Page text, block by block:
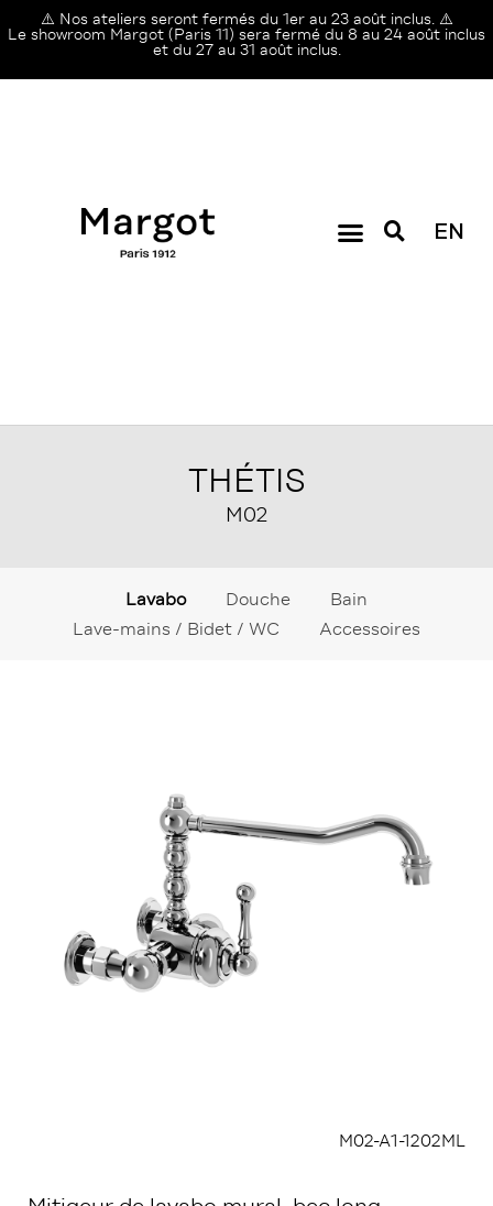
⚠️ Nos ateliers seront fermés du 1er au 23 août inclus. ⚠️
Le showroom Margot (Paris 11) sera fermé du 8 au 24 août inclus
et du 27 au 31 août inclus.
EN
THÉTIS
M02
Lavabo Douche
Bain
Lave-mains / Bidet / WC
Accessoires
M02-A1-1202ML